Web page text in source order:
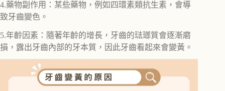
4.藥物副作用：某些藥物，例如四環素類抗生素，會導
致牙齒變色。
5.年齡因素：隨著年齡的增長，牙齒的琺瑯質會逐漸磨
損，露出牙齒內部的牙本質，因此牙齒看起來會變黃。